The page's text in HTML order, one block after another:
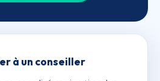
à un conseiller